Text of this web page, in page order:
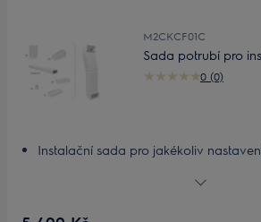
M2CKCF01C
0 (0)
Sada potrubí pro
Instalační sada pro jakékoliv